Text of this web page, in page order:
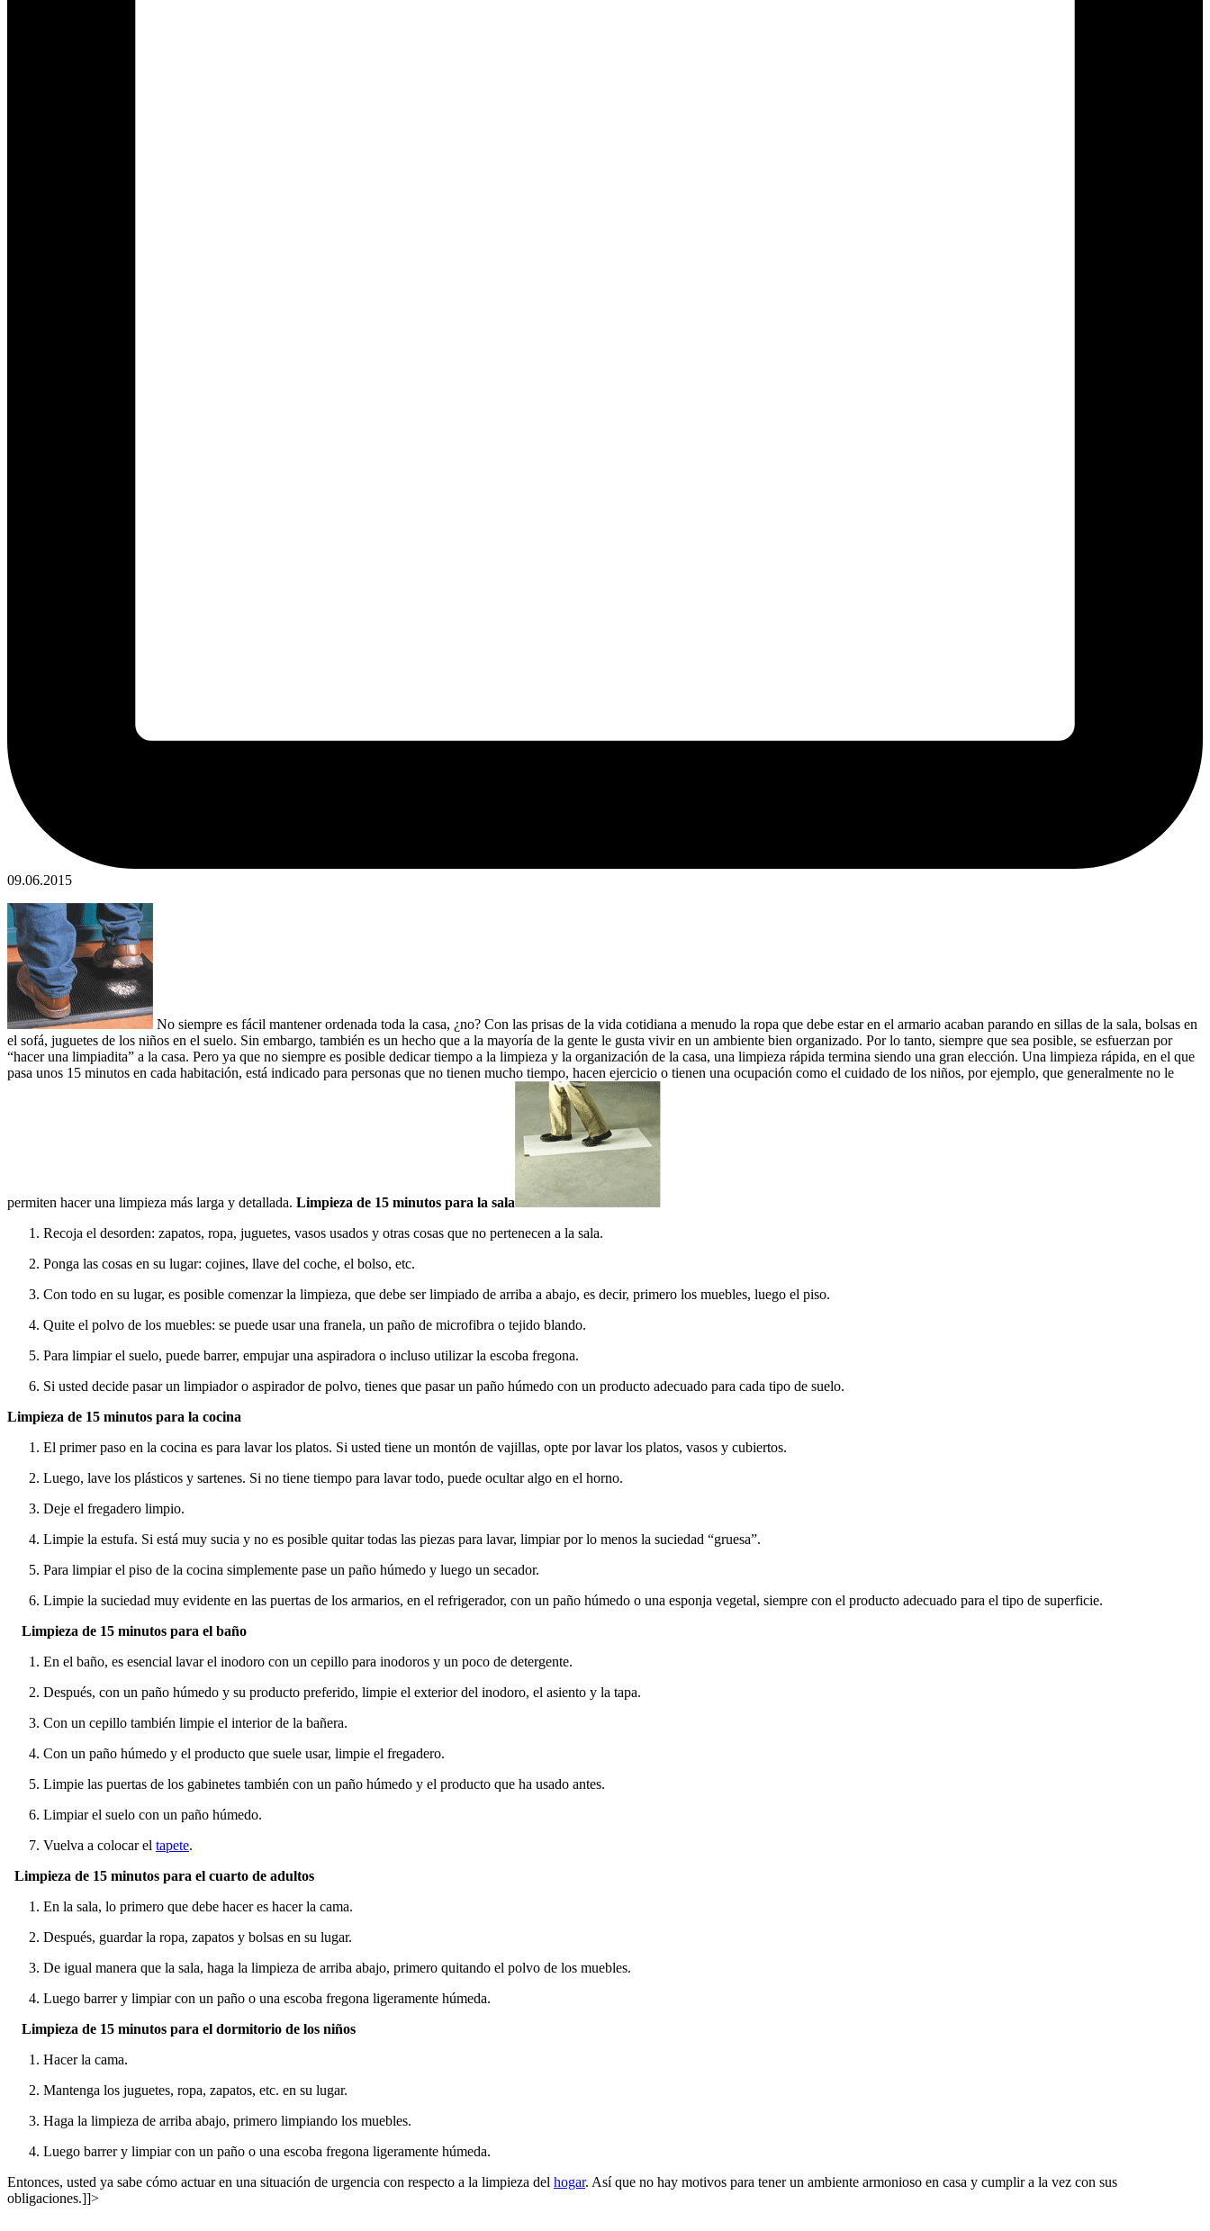
09.06.2015
No siempre es fácil mantener ordenada toda la casa, ¿no? Con las prisas de la vida cotidiana a menudo la ropa que debe estar en el armario acaban parando en sillas de la sala, bolsas en
el sofá, juguetes de los niños en el suelo. Sin embargo, también es un hecho que a la mayoría de la gente le gusta vivir en un ambiente bien organizado. Por lo tanto, siempre que sea posible, se esfuerzan por
“hacer una limpiadita” a la casa. Pero ya que no siempre es posible dedicar tiempo a la limpieza y la organización de la casa, una limpieza rápida termina siendo una gran elección. Una limpieza rápida, en el que
pasa unos 15 minutos en cada habitación, está indicado para personas que no tienen mucho tiempo, hacen ejercicio o tienen una ocupación como el cuidado de los niños, por ejemplo, que generalmente no le
permiten hacer una limpieza más larga y detallada. Limpieza de 15 minutos para la sala
Recoja el desorden: zapatos, ropa, juguetes, vasos usados ​​y otras cosas que no pertenecen a la sala.
Ponga las cosas en su lugar: cojines, llave del coche, el bolso, etc.
Con todo en su lugar, es posible comenzar la limpieza, que debe ser limpiado de arriba a abajo, es decir, primero los muebles, luego el piso.
Quite el polvo de los muebles: se puede usar una franela, un paño de microfibra o tejido blando.
Para limpiar el suelo, puede barrer, empujar una aspiradora o incluso utilizar la escoba fregona.
Si usted decide pasar un limpiador o aspirador de polvo, tienes que pasar un paño húmedo con un producto adecuado para cada tipo de suelo.
Limpieza de 15 minutos para la cocina
El primer paso en la cocina es para lavar los platos. Si usted tiene un montón de vajillas, opte por lavar los platos, vasos y cubiertos.
Luego, lave los plásticos y sartenes. Si no tiene tiempo para lavar todo, puede ocultar algo en el horno.
Deje el fregadero limpio.
Limpie la estufa. Si está muy sucia y no es posible quitar todas las piezas para lavar, limpiar por lo menos la suciedad “gruesa”.
Para limpiar el piso de la cocina simplemente pase un paño húmedo y luego un secador.
Limpie la suciedad muy evidente en las puertas de los armarios, en el refrigerador, con un paño húmedo o una esponja vegetal, siempre con el producto adecuado para el tipo de superficie.
Limpieza de 15 minutos para el baño
En el baño, es esencial lavar el inodoro con un cepillo para inodoros y un poco de detergente.
Después, con un paño húmedo y su producto preferido, limpie el exterior del inodoro, el asiento y la tapa.
Con un cepillo también limpie el interior de la bañera.
Con un paño húmedo y el producto que suele usar, limpie el fregadero.
Limpie las puertas de los gabinetes también con un paño húmedo y el producto que ha usado antes.
Limpiar el suelo con un paño húmedo.
Vuelva a colocar el tapete.
Limpieza de 15 minutos para el cuarto de adultos
En la sala, lo primero que debe hacer es hacer la cama.
Después, guardar la ropa, zapatos y bolsas en su lugar.
De igual manera que la sala, haga la limpieza de arriba abajo, primero quitando el polvo de los muebles.
Luego barrer y limpiar con un paño o una escoba fregona ligeramente húmeda.
Limpieza de 15 minutos para el dormitorio de los niños
Hacer la cama.
Mantenga los juguetes, ropa, zapatos, etc. en su lugar.
Haga la limpieza de arriba abajo, primero limpiando los muebles.
Luego barrer y limpiar con un paño o una escoba fregona ligeramente húmeda.
Entonces, usted ya sabe cómo actuar en una situación de urgencia con respecto a la limpieza del hogar. Así que no hay motivos para tener un ambiente armonioso en casa y cumplir a la vez con sus
obligaciones.]]>